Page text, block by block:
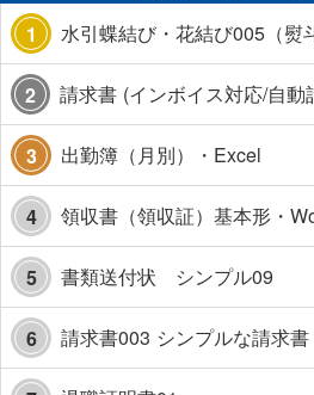
1 水引蝶結び・花結び005（熨
2
3 出勤簿（月別）・Excel
4 領収書（領収証）基本形・
5 書類送付状 シンプル09
6 請求書003 シンプルな請求書